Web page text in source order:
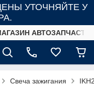
УТОЧНЯЙТЕ У
Свеча зажигания